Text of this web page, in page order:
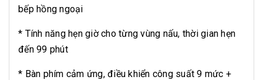
bếp hồng ngoại
* Tính năng hẹn giờ cho từng vùng nấu, thời gian hẹn
đến 99 phút
* Bàn phím cảm ứng, điều khiển công suất 9 mức +